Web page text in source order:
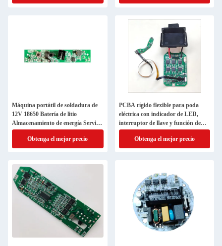
Máquina portátil de soldadura de
12V 18650 Batería de litio
Almacenamiento de energía Servicio
de fabricación de PCB
Obtenga el mejor precio
PCBA rígido flexible para poda
eléctrica con indicador de LED,
interruptor de llave y función de
disparador
Obtenga el mejor precio